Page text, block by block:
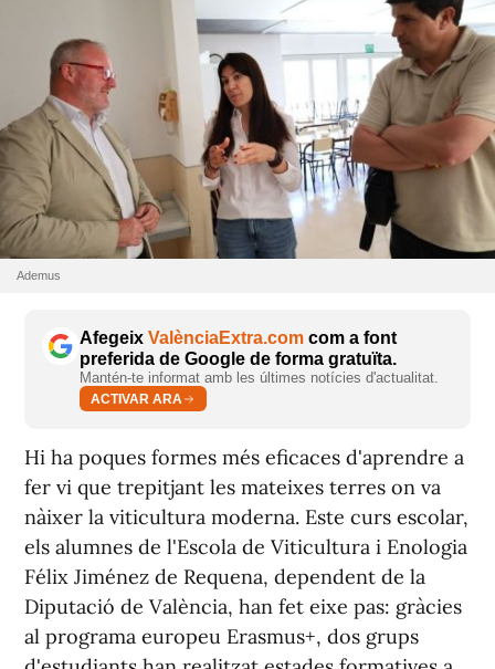
Ademus
Afegeix ValènciaExtra.com com a font
preferida de Google de forma gratuïta.
Mantén-te informat amb les últimes notícies d'actualitat.
ACTIVAR ARA
Hi ha poques formes més eficaces d'aprendre a
fer vi que trepitjant les mateixes terres on va
nàixer la viticultura moderna. Este curs escolar,
els alumnes de l'Escola de Viticultura i Enologia
Félix Jiménez de Requena, dependent de la
Diputació de València, han fet eixe pas: gràcies
al programa europeu Erasmus+, dos grups